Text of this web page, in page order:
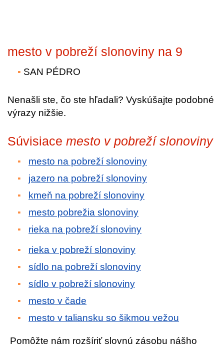
mesto v pobreží slonoviny na 9
SAN PÉDRO
Nenašli ste, čo ste hľadali? Vyskúšajte podobné
výrazy nižšie.
Súvisiace mesto v pobreží slonoviny
mesto na pobreží slonoviny
jazero na pobreží slonoviny
kmeň na pobreží slonoviny
mesto pobrežia slonoviny
rieka na pobreží slonoviny
rieka v pobreží slonoviny
sídlo na pobreží slonoviny
sídlo v pobreží slonoviny
mesto v čade
mesto v taliansku so šikmou vežou
Pomôžte nám rozšíriť slovnú zásobu nášho